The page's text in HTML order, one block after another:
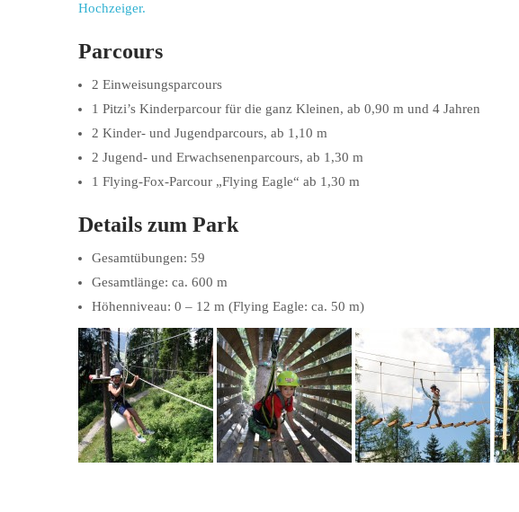
Hochzeiger.
Parcours
2 Einweisungsparcours
1 Pitzi’s Kinderparcour für die ganz Kleinen, ab 0,90 m und 4 Jahren
2 Kinder- und Jugendparcours, ab 1,10 m
2 Jugend- und Erwachsenenparcours, ab 1,30 m
1 Flying-Fox-Parcour „Flying Eagle“ ab 1,30 m
Details zum Park
Gesamtübungen: 59
Gesamtlänge: ca. 600 m
Höhenniveau: 0 – 12 m (Flying Eagle: ca. 50 m)